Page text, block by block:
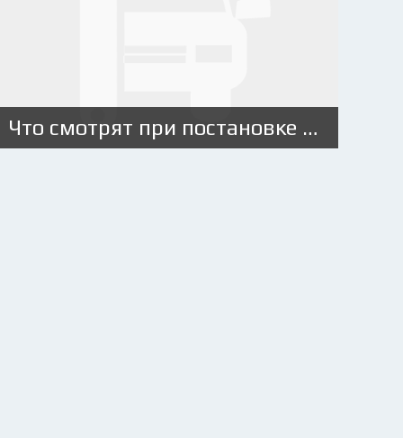
Что смотрят при постановке на учет автомобиля?